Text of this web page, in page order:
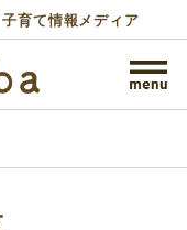
育て情報メディア